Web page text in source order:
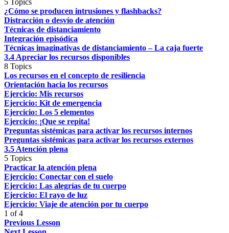
5 Topics
¿Cómo se producen intrusiones y flashbacks?
Distracción o desvío de atención
Técnicas de distanciamiento
Integración episódica
Técnicas imaginativas de distanciamiento – La caja fuerte
3.4 Apreciar los recursos disponibles
8 Topics
Los recursos en el concepto de resiliencia
Orientación hacia los recursos
Ejercicio: Mis recursos
Ejercicio: Kit de emergencia
Ejercicio: Los 5 elementos
Ejercicio: ¡Que se repita!
Preguntas sistémicas para activar los recursos internos
Preguntas sistémicas para activar los recursos externos
3.5 Atención plena
5 Topics
Practicar la atención plena
Ejercicio: Conectar con el suelo
Ejercicio: Las alegrías de tu cuerpo
Ejercicio: El rayo de luz
Ejercicio: Viaje de atención por tu cuerpo
1 of 4
Previous Lesson